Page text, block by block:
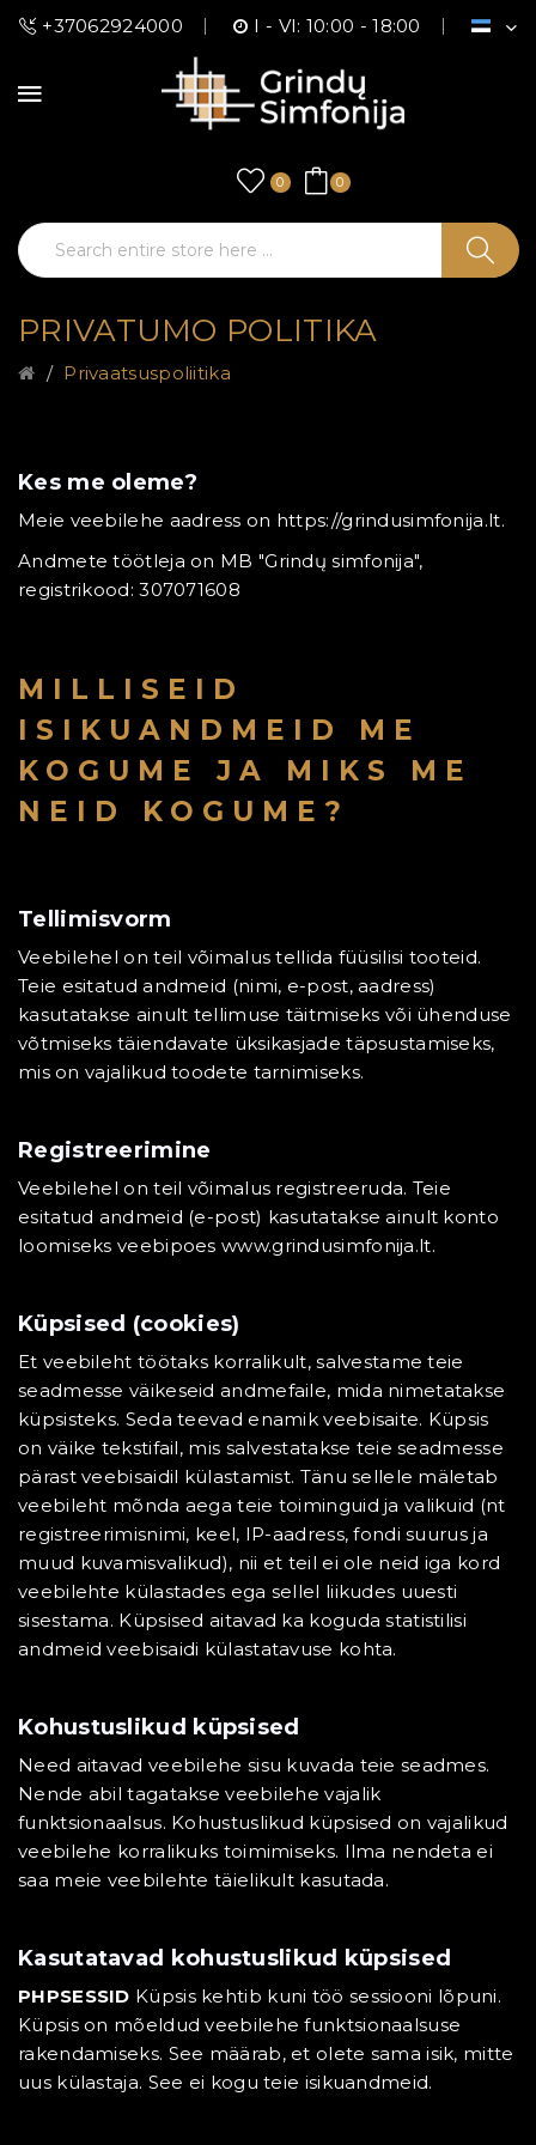
+37062924000 I - VI: 10:00 - 18:00
0 0
PRIVATUMO POLITIKA
Privaatsuspoliitika
Kes me oleme?
Meie veebilehe aadress on https://grindusimfonija.lt.
Andmete töötleja on MB "Grindų simfonija",
registrikood: 307071608
MILLISEID
ISIKUANDMEID ME
KOGUME JA MIKS ME
NEID KOGUME?
Tellimisvorm
Veebilehel on teil võimalus tellida füüsilisi tooteid.
Teie esitatud andmeid (nimi, e-post, aadress)
kasutatakse ainult tellimuse täitmiseks või ühenduse
võtmiseks täiendavate üksikasjade täpsustamiseks,
mis on vajalikud toodete tarnimiseks.
Registreerimine
Veebilehel on teil võimalus registreeruda. Teie
esitatud andmeid (e-post) kasutatakse ainult konto
loomiseks veebipoes www.grindusimfonija.lt.
Küpsised (cookies)
Et veebileht töötaks korralikult, salvestame teie
seadmesse väikeseid andmefaile, mida nimetatakse
küpsisteks. Seda teevad enamik veebisaite. Küpsis
on väike tekstifail, mis salvestatakse teie seadmesse
pärast veebisaidil külastamist. Tänu sellele mäletab
veebileht mõnda aega teie toiminguid ja valikuid (nt
registreerimisnimi, keel, IP-aadress, fondi suurus ja
muud kuvamisvalikud), nii et teil ei ole neid iga kord
veebilehte külastades ega sellel liikudes uuesti
sisestama. Küpsised aitavad ka koguda statistilisi
andmeid veebisaidi külastatavuse kohta.
Kohustuslikud küpsised
Need aitavad veebilehe sisu kuvada teie seadmes.
Nende abil tagatakse veebilehe vajalik
funktsionaalsus. Kohustuslikud küpsised on vajalikud
veebilehe korralikuks toimimiseks. Ilma nendeta ei
saa meie veebilehte täielikult kasutada.
Kasutatavad kohustuslikud küpsised
PHPSESSID Küpsis kehtib kuni töö sessiooni lõpuni.
Küpsis on mõeldud veebilehe funktsionaalsuse
rakendamiseks. See määrab, et olete sama isik, mitte
uus külastaja. See ei kogu teie isikuandmeid.